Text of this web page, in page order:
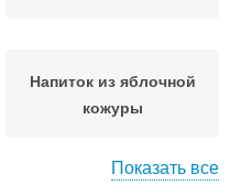
Напиток из яблочной
кожуры
Показать все